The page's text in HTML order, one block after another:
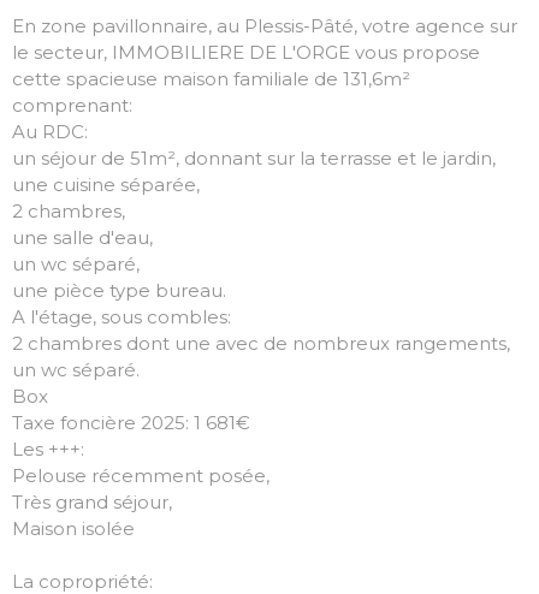
En zone pavillonnaire, au Plessis-Pâté, votre agence sur
le secteur, IMMOBILIERE DE L'ORGE vous propose
cette spacieuse maison familiale de 131,6m²
comprenant:
Au RDC:
un séjour de 51m², donnant sur la terrasse et le jardin,
une cuisine séparée,
2 chambres,
une salle d'eau,
un wc séparé,
une pièce type bureau.
A l'étage, sous combles:
2 chambres dont une avec de nombreux rangements,
un wc séparé.
Box
Taxe foncière 2025: 1 681€
Les +++:
Pelouse récemment posée,
Très grand séjour,
Maison isolée
La copropriété: